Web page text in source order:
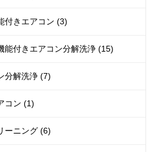
付きエアコン (3)
能付きエアコン分解洗浄 (15)
分解洗浄 (7)
コン (1)
ーニング (6)